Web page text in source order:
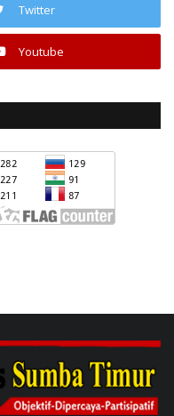
Twitter
Youtube